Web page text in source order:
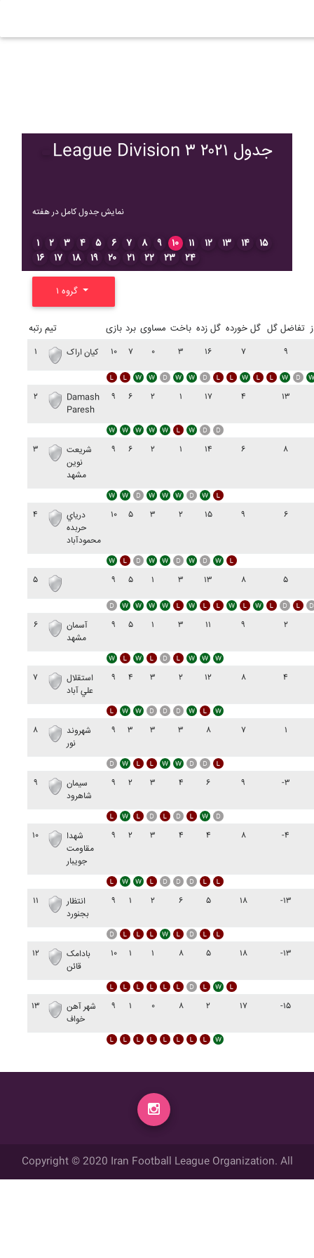
League Division ۳ ۲۰۲۱ جدول
نمایش جدول کامل در هفته
۱ ۲ ۳ ۴ ۵ ۶ ۷ ۸ ۹ ۱۰ ۱۱ ۱۲ ۱۳ ۱۴
۱۵
۱۶
۱۷ ۱۸ ۱۹ ۲۰ ۲۱ ۲۲ ۲۳ ۲۴
رتبه تیم بازی برد مساوی باخت گل زده گل خورده تفاضل گل
۱ کيان اراک ۱۰ ۷ ۰ ۳ ۱۶ ۷ ۹
۲
Damash
Paresh
۹ ۶ ۲ ۱ ۱۷ ۴ ۱۳
۳
شريعت
نوين
مشهد
۹ ۶ ۲ ۱ ۱۴ ۶ ۸
۴
درياي
حربده
محمودآباد
۱۰ ۵ ۳ ۲ ۱۵ ۹ ۶
۵ ۹ ۵ ۱ ۳ ۱۳ ۸ ۵
۶
آسمان
مشهد
۹ ۵ ۱ ۳ ۱۱ ۹ ۲
۷
استقلال
علي آباد
۹ ۴ ۳ ۲ ۱۲ ۸ ۴
۸
شهروند
نور
۹ ۳ ۳ ۳ ۸ ۷ ۱
۹
سيمان
شاهرود
۹ ۲ ۳ ۴ ۶ ۹ -۳
۱۰
شهدا
مقاومت
جويبار
۹ ۲ ۳ ۴ ۴ ۸ -۴
۱۱
انتظار
بجنورد
۹ ۱ ۲ ۶ ۵ ۱۸ -۱۳
۱۲
بادامک
قائن
۱۰ ۱ ۱ ۸ ۵ ۱۸ -۱۳
۱۳
شهر آهن
خواف
۹ ۱ ۰ ۸ ۲ ۱۷ -۱۵
Copyright © 2020 Iran Football League Organization. All